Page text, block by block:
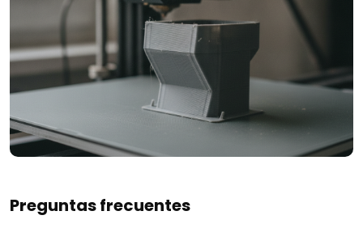
Preguntas frecuentes